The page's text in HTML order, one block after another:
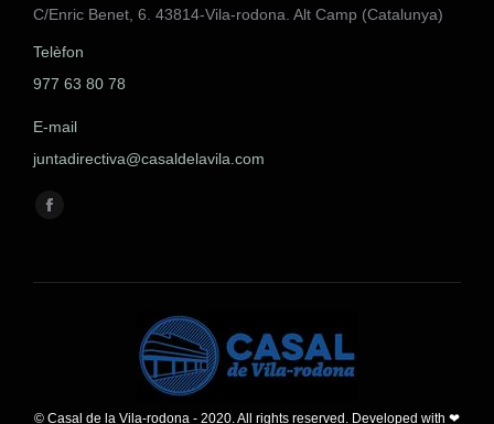
C/Enric Benet, 6. 43814-Vila-rodona. Alt Camp (Catalunya)
Telèfon
977 63 80 78
E-mail
juntadirectiva@casaldelavila.com
Encuéntranos en:
Facebook
© Casal de la Vila-rodona - 2020. All rights reserved. Developed with ❤